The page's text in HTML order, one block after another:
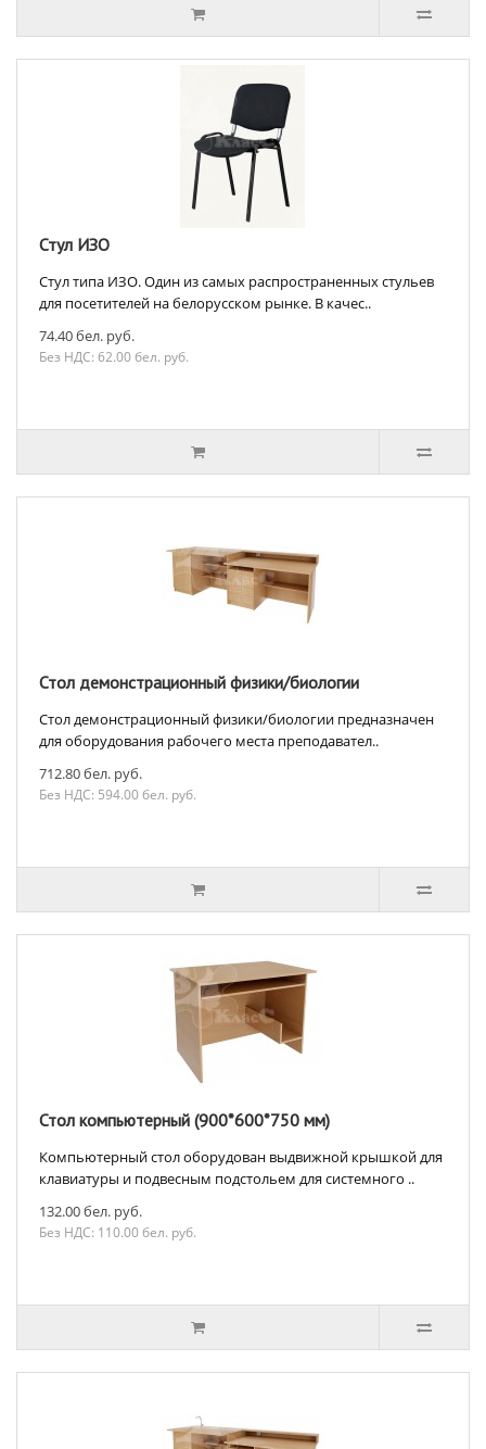
Стул ИЗО
Стул типа ИЗО. Один из самых распространенных стульев
для посетителей на белорусском рынке. В качес..
74.40 бел. руб.
Без НДС: 62.00 бел. руб.
Стол демонстрационный физики/биологии
Стол демонстрационный физики/биологии предназначен
для оборудования рабочего места преподавател..
712.80 бел. руб.
Без НДС: 594.00 бел. руб.
Стол компьютерный (900*600*750 мм)
Компьютерный стол оборудован выдвижной крышкой для
клавиатуры и подвесным подстольем для системного ..
132.00 бел. руб.
Без НДС: 110.00 бел. руб.